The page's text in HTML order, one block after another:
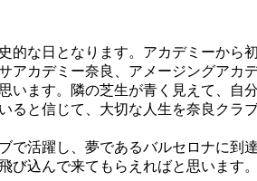
的な日となります。アカデミーから
アカデミー奈良、アメージングアカ
います。隣の芝生が青く見えて、自
ると信じて、大切な人生を奈良クラ
で活躍し、夢であるバルセロナに到
び込んで来てもらえればと思います。